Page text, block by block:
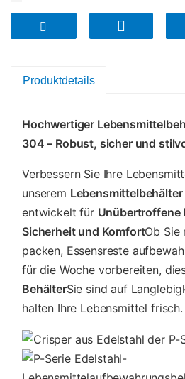
✔ Jeder, der ein möchte
umweltfreundlicher und
Produktdetails
Hochwertiger
304 – Robust, sicher und
Verbessern Sie Ihre
unserem
entwickelt für Unübertroffene
Sicherheit und KomfortOb Sie
packen, Essensreste
für die Woche vorbereiten,
BehälterSie sind auf
halten Ihre Lebensmittel frisch.